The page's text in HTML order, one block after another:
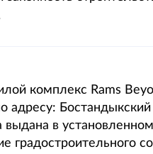
комплекс Rams
Бостандыкский
в